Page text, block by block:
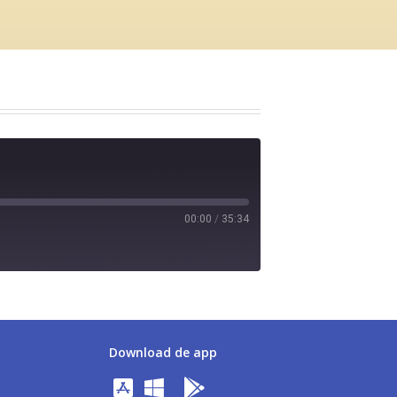
00:00 / 35:34
Download de app